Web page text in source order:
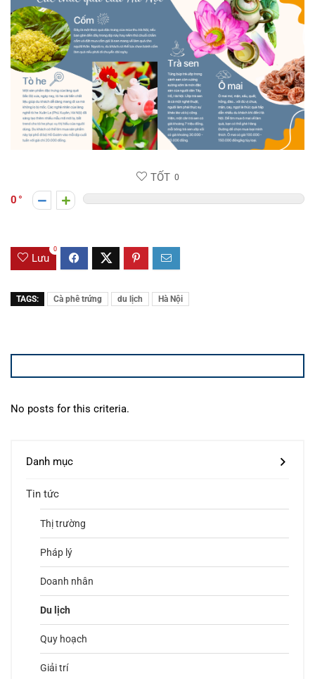
TỐT 0
0
Lưu
0
TAGS: Cà phê trứng du lịch Hà Nội
No posts for this criteria.
Danh mục
Tin tức
Thị trường
Pháp lý
Doanh nhân
Du lịch
Quy hoạch
Giải trí